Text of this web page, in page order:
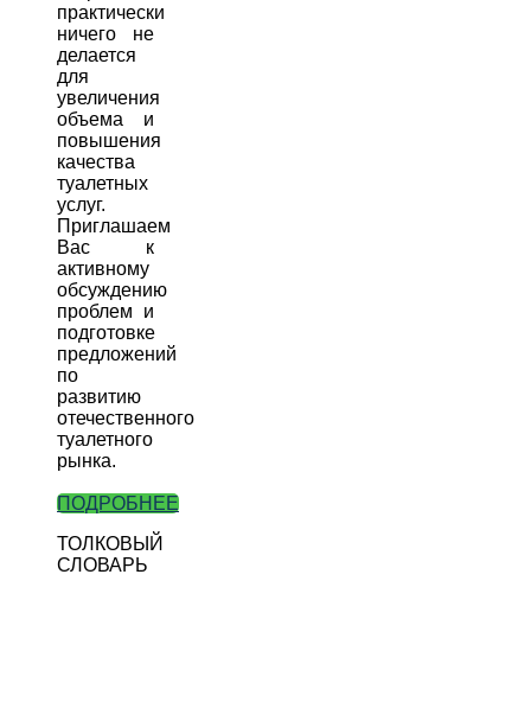
практически
ничего не
делается
для
увеличения
объема и
повышения
качества
туалетных
услуг.
Приглашаем
Вас к
активному
обсуждению
проблем и
подготовке
предложений
по
развитию
отечественного
туалетного
рынка.
ПОДРОБНЕЕ
ТОЛКОВЫЙ
СЛОВАРЬ